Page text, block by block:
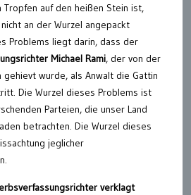
Tropfen auf den heißen Stein ist,
an der Wurzel angepackt
Problems liegt darin, dass der
Michael Rami, der von der
gehievt wurde, als Anwalt die Gattin
Die Wurzel dieses Problems ist
Parteien, die unser Land
betrachten. Die Wurzel dieses
jeglicher
verklagt